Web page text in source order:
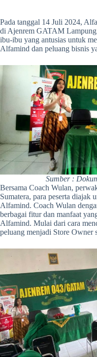
Pada tanggal 14 Juli 2024,
di Ajenrem GATAM
ibu-ibu yang antusias untuk
Alfamind dan peluang bisnis
Sumber :
Bersama Coach Wulan,
Sumatera, para peserta diajak
Alfamind. Coach Wulan
berbagai fitur dan manfaat
Alfamind. Mulai dari cara
peluang menjadi Store Owner